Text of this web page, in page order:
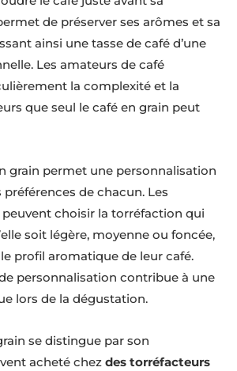
de préserver ses arômes et sa
ainsi une tasse de café d’une
Les amateurs de café
la complexité et la
que seul le café en grain peut
grain permet une personnalisation
de chacun. Les
choisir la torréfaction qui
soit légère, moyenne ou foncée,
profil aromatique de leur café.
personnalisation contribue à une
lors de la dégustation.
se distingue par son
acheté chez des torréfacteurs